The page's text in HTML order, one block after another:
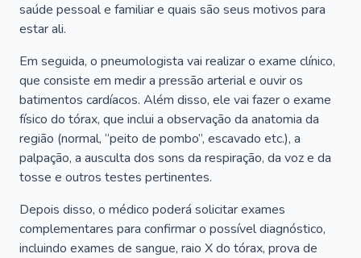
saúde pessoal e familiar e quais são seus motivos para
estar ali.
Em seguida, o pneumologista vai realizar o exame clínico,
que consiste em medir a pressão arterial e ouvir os
batimentos cardíacos. Além disso, ele vai fazer o exame
físico do tórax, que inclui a observação da anatomia da
região (normal, “peito de pombo”, escavado etc.), a
palpação, a ausculta dos sons da respiração, da voz e da
tosse e outros testes pertinentes.
Depois disso, o médico poderá solicitar exames
complementares para confirmar o possível diagnóstico,
incluindo exames de sangue, raio X do tórax, prova de